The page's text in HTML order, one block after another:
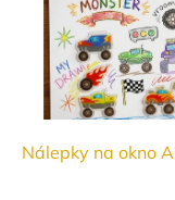
Nálepky na okno